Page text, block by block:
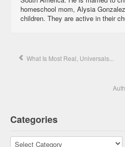
homeschool mom, Alysia
children. They are active in their
What Is Most Real, Universals...
Categories
Categories